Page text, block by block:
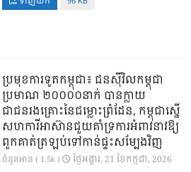
ប្រមុខការទូតកម្ពុជា៖ ជនស៊ីវិលកម្ពុជា
ប្រមាណ ២០០០០នាក់ បានក្លាយ
ជាជនរងគ្រោះនៃជម្លោះព្រំដែន, កម្ពុជាស្នើ
សហការីអាស៊ានជួយគាំទ្រការអំពាវនាវឱ្យ
ពួកគាត់ត្រឡប់ទៅកាន់ផ្ទះសម្បែងវិញ
ចំនួនអាន ( 1.5k ) ថ្ងៃ​អង្គារ, 21 ខែ​កក្កដា, 2026